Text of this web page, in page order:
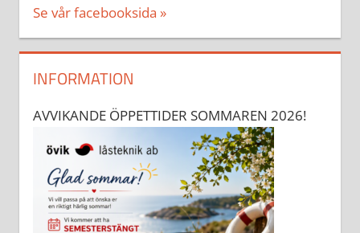
Se vår facebooksida »
INFORMATION
AVVIKANDE ÖPPETTIDER SOMMAREN 2026!